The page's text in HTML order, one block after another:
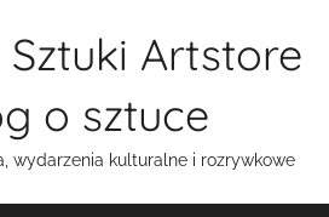
Artstore
o sztuce
wydarzenia kulturalne i rozrywkowe